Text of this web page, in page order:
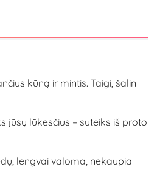
kūną ir mintis. Taigi, šalin
jūsų lūkesčius – suteiks iš proto
lengvai valoma, nekaupia